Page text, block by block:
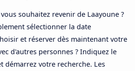
souhaitez revenir de Laayoune ?
sélectionner la date
et réserver dès maintenant votre
d'autres personnes ? Indiquez le
démarrez votre recherche. Les